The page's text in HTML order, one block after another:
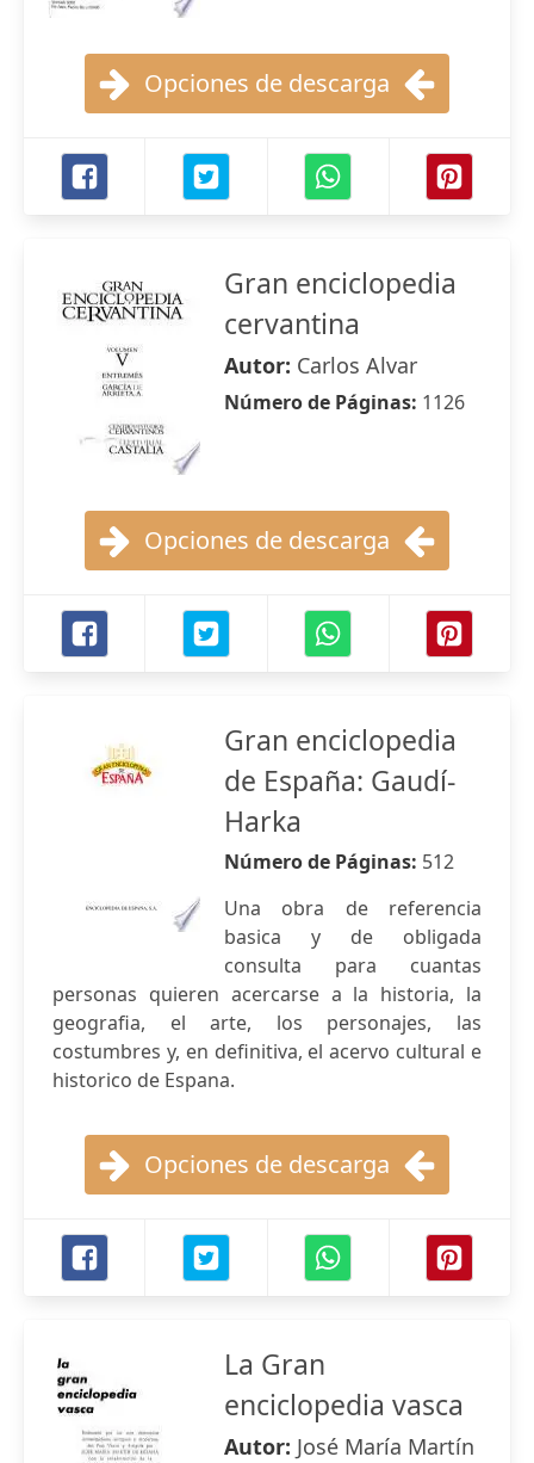
Opciones de descarga
Gran enciclopedia
cervantina
Autor: Carlos Alvar
Número de Páginas: 1126
Opciones de descarga
Gran enciclopedia
de España: Gaudí-
Harka
Número de Páginas: 512
Una obra de referencia
basica y de obligada
consulta para cuantas
personas quieren acercarse a la historia, la
geografia, el arte, los personajes, las
costumbres y, en definitiva, el acervo cultural e
historico de Espana.
Opciones de descarga
La Gran
enciclopedia vasca
Autor: José María Martín